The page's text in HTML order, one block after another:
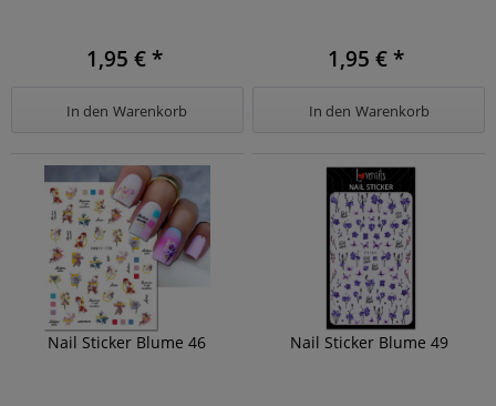
1,95 € *
In den Warenkorb
1,95 € *
In den Warenkorb
Nail Sticker Blume 46 Nail Sticker Blume 49